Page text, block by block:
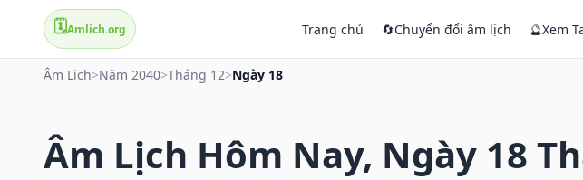
🗓️Amlich.org Trang chủ 🔄Chuyển đổi âm lịch 🔮Xem
Âm Lịch>Năm 2040>Tháng 12>Ngày 18
Âm Lịch Hôm Nay, Ngày 18